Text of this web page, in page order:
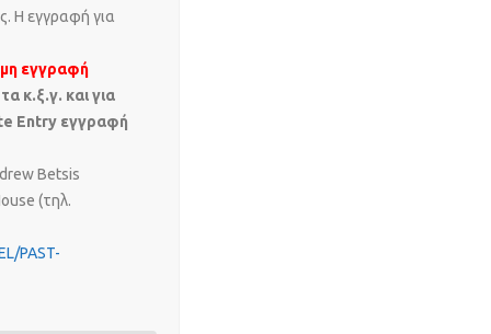
Η εγγραφή για
εγγραφή
τα κ.ξ.γ. και για
Entryεγγραφή
Betsis
(τηλ.
PAST-